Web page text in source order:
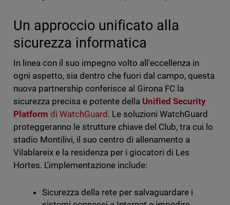
Un approccio unificato alla
sicurezza informatica
In linea con il suo impegno volto all'eccellenza in
ogni aspetto, sia dentro che fuori dal campo, questa
nuova partnership conferisce al Girona FC la
sicurezza precisa e potente della Unified Security
Platform di WatchGuard . Le soluzioni WatchGuard
proteggeranno le strutture chiave del Club, tra cui lo
stadio Montilivi, il suo centro di allenamento a
Vilablareix e la residenza per i giocatori di Les
Hortes. L'implementazione include:
Sicurezza della rete per salvaguardare i